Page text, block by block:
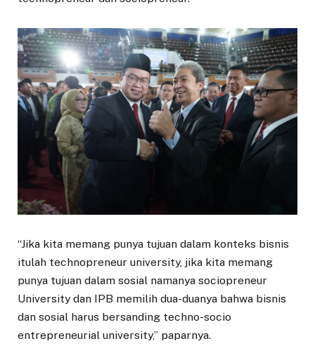
“Jika kita memang punya tujuan dalam konteks bisnis
itulah technopreneur university, jika kita memang
punya tujuan dalam sosial namanya sociopreneur
University dan IPB memilih dua-duanya bahwa bisnis
dan sosial harus bersanding techno-socio
entrepreneurial university,” paparnya.